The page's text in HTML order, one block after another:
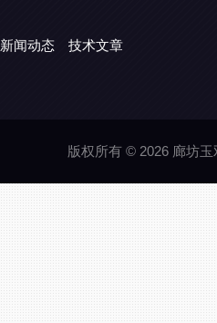
新闻动态 技术文章
版权所有 © 2026 廊坊